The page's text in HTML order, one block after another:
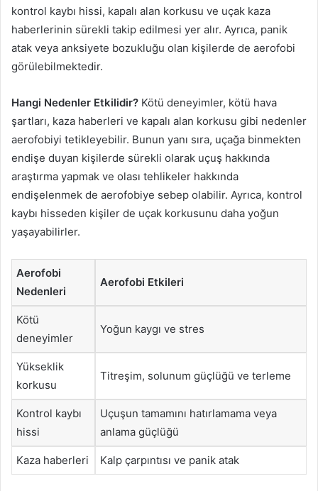
kontrol kaybı hissi, kapalı alan korkusu ve uçak kaza
haberlerinin sürekli takip edilmesi yer alır. Ayrıca, panik
atak veya anksiyete bozukluğu olan kişilerde de aerofobi
görülebilmektedir.
Hangi Nedenler Etkilidir? Kötü deneyimler, kötü hava
şartları, kaza haberleri ve kapalı alan korkusu gibi nedenler
aerofobiyi tetikleyebilir. Bunun yanı sıra, uçağa binmekten
endişe duyan kişilerde sürekli olarak uçuş hakkında
araştırma yapmak ve olası tehlikeler hakkında
endişelenmek de aerofobiye sebep olabilir. Ayrıca, kontrol
kaybı hisseden kişiler de uçak korkusunu daha yoğun
yaşayabilirler.
Aerofobi
Nedenleri
Aerofobi Etkileri
Kötü
deneyimler
Yoğun kaygı ve stres
Yükseklik
korkusu
Titreşim, solunum güçlüğü ve terleme
Kontrol kaybı
hissi
Uçuşun tamamını hatırlamama veya
anlama güçlüğü
Kaza haberleri Kalp çarpıntısı ve panik atak